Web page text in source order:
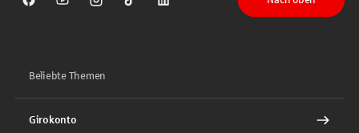
Sparkasse auf Facebook
Sparkasse auf Youtube
Sparkasse auf Instagram
Sparkasse auf TikTok
Sparkasse auf LinkedIn
Beliebte Themen
Girokonto